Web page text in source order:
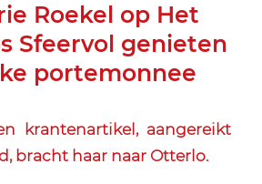
Roekel op Het
Sfeervol genieten
portemonnee
krantenartikel, aangereikt
bracht haar naar Otterlo.